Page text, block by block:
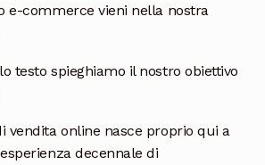
e-commerce vieni nella nostra
testo spieghiamo il nostro obiettivo
vendita online nasce proprio qui a
decennale di